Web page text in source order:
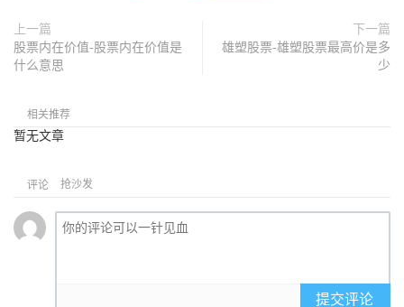
上一篇
股票内在价值-股票内在价值是
什么意思
下一篇
雄塑股票-雄塑股票最高价是多
少
相关推荐
暂无文章
评论 抢沙发
提交评论